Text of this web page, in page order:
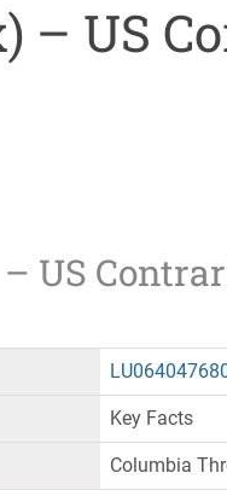
– US
US
Key Facts
Columbia